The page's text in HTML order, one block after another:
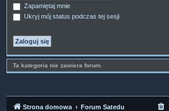
Zapamiętaj mnie
Ukryj mój status podczas tej sesji
Ta kategoria nie zawiera forum.
Strona domowa Forum Satedu